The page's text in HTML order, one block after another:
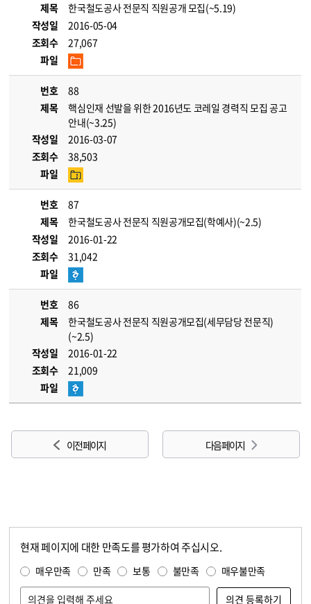
제목
한국철도공사 전문직 직원공개 모집(~5.19)
작성일
2016-05-04
조회수
27,067
파일
번호
88
제목
핵심인재 선발을 위한 2016년도 코레일 경력직 모집 공고
안내(~3.25)
작성일
2016-03-07
조회수
38,503
파일
번호
87
제목
한국철도공사 전문직 직원공개모집(학예사)(~2.5)
작성일
2016-01-22
조회수
31,042
파일
번호
86
제목
한국철도공사 전문직 직원공개모집(세무담당 전문직)
(~2.5)
작성일
2016-01-22
조회수
21,009
파일
이전 페이지 다음 페이지
현재 페이지에 대한 만족도를 평가하여 주십시오.
매우만족 만족 보통 불만족 매우불만족